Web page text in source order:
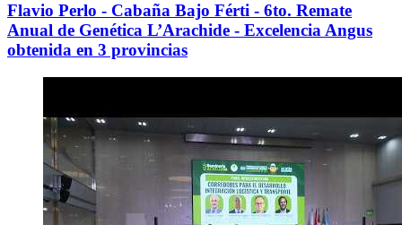
Flavio Perlo - Cabaña Bajo Férti - 6to. Remate
Anual de Genética L’Arachide - Excelencia Angus
obtenida en 3 provincias